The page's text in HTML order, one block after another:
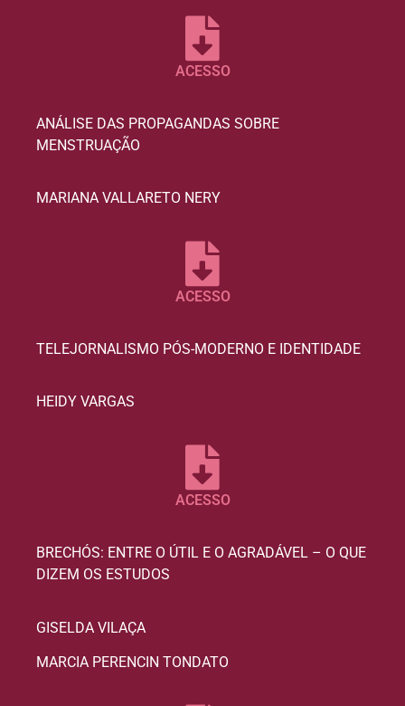
ACESSO
ANÁLISE DAS PROPAGANDAS SOBRE
MENSTRUAÇÃO
MARIANA VALLARETO NERY
ACESSO
TELEJORNALISMO PÓS-MODERNO E IDENTIDADE
HEIDY VARGAS
ACESSO
BRECHÓS: ENTRE O ÚTIL E O AGRADÁVEL – O QUE
DIZEM OS ESTUDOS
GISELDA VILAÇA
MARCIA PERENCIN TONDATO